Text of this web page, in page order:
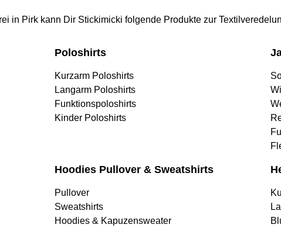
in Pirk kann Dir Stickimicki folgende Produkte zur
Poloshirts
Kurzarm Poloshirts
Langarm Poloshirts
Funktionspoloshirts
Kinder Poloshirts
Hoodies Pullover & Sweatshirts
Pullover
Sweatshirts
Hoodies & Kapuzensweater